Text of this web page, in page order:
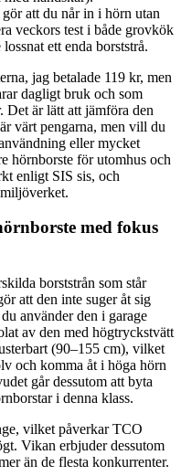
att du når in i hörn utan
veckors test i både grovkök
ett enda borststrå.
jag betalade 119 kr, men
dagligt bruk och som
Det är lätt att jämföra den
värt pengarna, men vill du
eller mycket
hörnborste för utomhus och
enligt SIS sis, och
med fokus
borststrån som står
att den inte suger åt sig
använder den i garage
av den med högtryckstvätt
(90–155 cm), vilket
och komma åt i höga hörn
går dessutom att byta
i denna klass.
vilket påverkar TCO
Vikan erbjuder dessutom
än de flesta konkurrenter.